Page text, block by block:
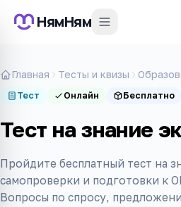
НямНям
Главная Тесты и квизы
Тест Онлайн Бесплатно
Тест на знание
Пройдите бесплатный тест на
самопроверки и подготовки к
Вопросы по спросу,